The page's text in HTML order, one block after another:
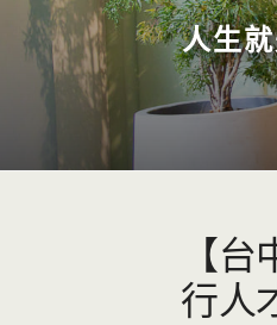
人生
【
行人